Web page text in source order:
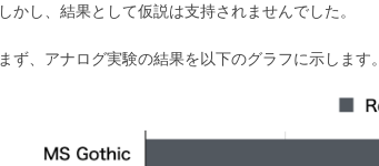
しかし、結果として仮説は支持されませんでした。
まず、アナログ実験の結果を以下のグラフに示します。